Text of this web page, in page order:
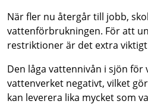
När fler nu återgår till jobb,
vattenförbrukningen. För att
restriktioner är det extra
Den låga vattennivån i sjön
vattenverket negativt, vilket
kan leverera lika mycket som